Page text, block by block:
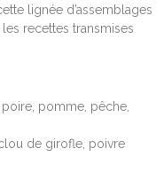
lignée d’assemblages
recettes transmises
pomme, pêche,
de girofle, poivre